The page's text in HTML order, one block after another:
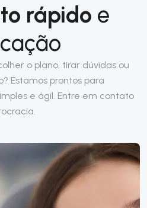
rápido e
o plano, tirar dúvidas ou
Estamos prontos para
e ágil. Entre em contato